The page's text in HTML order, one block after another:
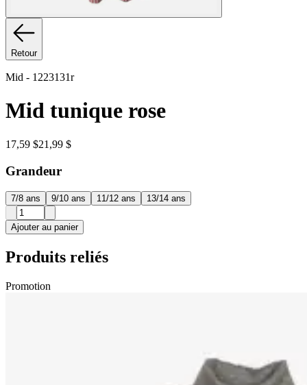
Retour
Mid - 1223131r
Mid tunique rose
17,59 $21,99 $
Grandeur
7/8 ans 9/10 ans 11/12 ans 13/14 ans
Ajouter au panier
Produits reliés
Promotion